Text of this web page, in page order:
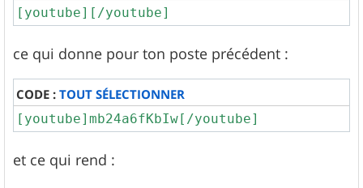
[youtube][/youtube]
ce qui donne pour ton poste précédent :
CODE :TOUT SÉLECTIONNER
[youtube]mb24a6fKbIw[/youtube]
et ce qui rend :